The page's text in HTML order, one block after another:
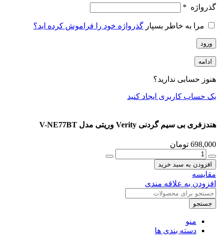
گذرواژه *
مرا به خاطر بسپار گذرواژه خود را فراموش کرده اید؟
ورود
ادامه
هنوز حسابی ندارید؟
یک حساب کاربری ایجاد کنید
هندزفری بی سیم گردنی Verity وریتی مدل V-NE77BT
698,000 تومان
هندزفری
بی
سیم
گردنی
Verity
وریتی
مدل
NE77BT
عدد
افزودن به سبد خرید
مقایسه
افزودن به علاقه مندی
جستجو
منو
دسته بندی ها